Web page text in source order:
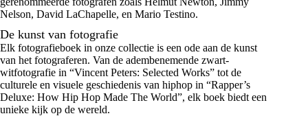
Nelson, David LaChapelle, en Mario Testino.
De kunst van fotografie
Elk fotografieboek in onze collectie is een ode aan de kunst
van het fotograferen. Van de adembenemende zwart-
witfotografie in “Vincent Peters: Selected Works” tot de
culturele en visuele geschiedenis van hiphop in “Rapper’s
Deluxe: How Hip Hop Made The World”, elk boek biedt een
unieke kijk op de wereld.